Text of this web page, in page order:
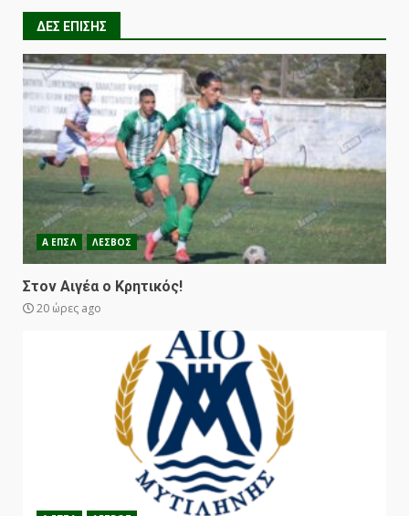
ΔΕΣ ΕΠΙΣΗΣ
Α ΕΠΣΛ ΛΕΣΒΟΣ
Στον Αιγέα ο Κρητικός!
20 ώρες ago